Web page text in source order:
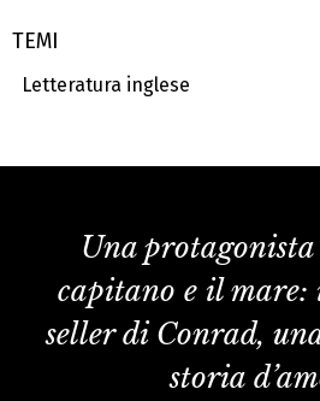
TEMI
Letteratura inglese
Una
capitano e il mare:
seller di Conrad,
storia